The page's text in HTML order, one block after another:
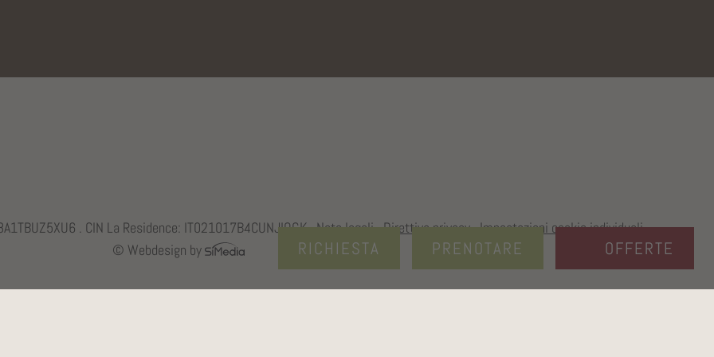
RICHIESTA PRENOTARE OFFERTE
. CIN La Residence: IT021017B4CUNJIQGK .Note legali.Direttiva privacy.Impostazioni cookie individuali.
© Webdesign by